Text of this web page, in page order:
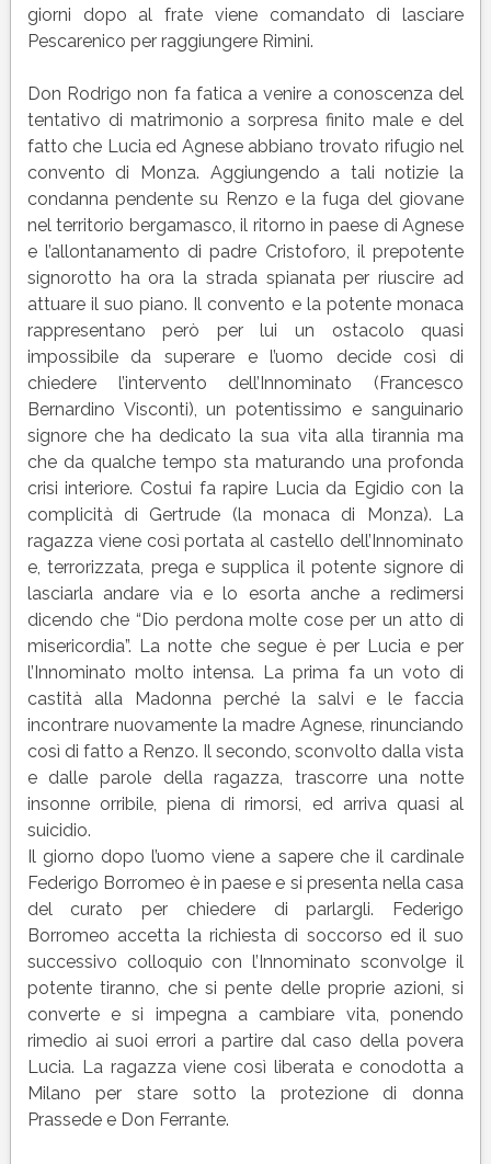
giorni dopo al frate viene comandato di lasciare
Pescarenico per raggiungere Rimini.
Don Rodrigo non fa fatica a venire a conoscenza del
tentativo di matrimonio a sorpresa finito male e del
fatto che Lucia ed Agnese abbiano trovato rifugio nel
convento di Monza. Aggiungendo a tali notizie la
condanna pendente su Renzo e la fuga del giovane
nel territorio bergamasco, il ritorno in paese di Agnese
e l’allontanamento di padre Cristoforo, il prepotente
signorotto ha ora la strada spianata per riuscire ad
attuare il suo piano. Il convento e la potente monaca
rappresentano però per lui un ostacolo quasi
impossibile da superare e l’uomo decide così di
chiedere l’intervento dell’Innominato (Francesco
Bernardino Visconti), un potentissimo e sanguinario
signore che ha dedicato la sua vita alla tirannia ma
che da qualche tempo sta maturando una profonda
crisi interiore. Costui fa rapire Lucia da Egidio con la
complicità di Gertrude (la monaca di Monza). La
ragazza viene così portata al castello dell’Innominato
e, terrorizzata, prega e supplica il potente signore di
lasciarla andare via e lo esorta anche a redimersi
dicendo che “Dio perdona molte cose per un atto di
misericordia”. La notte che segue è per Lucia e per
l’Innominato molto intensa. La prima fa un voto di
castità alla Madonna perché la salvi e le faccia
incontrare nuovamente la madre Agnese, rinunciando
così di fatto a Renzo. Il secondo, sconvolto dalla vista
e dalle parole della ragazza, trascorre una notte
insonne orribile, piena di rimorsi, ed arriva quasi al
suicidio.
Il giorno dopo l’uomo viene a sapere che il cardinale
Federigo Borromeo è in paese e si presenta nella casa
del curato per chiedere di parlargli. Federigo
Borromeo accetta la richiesta di soccorso ed il suo
successivo colloquio con l’Innominato sconvolge il
potente tiranno, che si pente delle proprie azioni, si
converte e si impegna a cambiare vita, ponendo
rimedio ai suoi errori a partire dal caso della povera
Lucia. La ragazza viene così liberata e conodotta a
Milano per stare sotto la protezione di donna
Prassede e Don Ferrante.